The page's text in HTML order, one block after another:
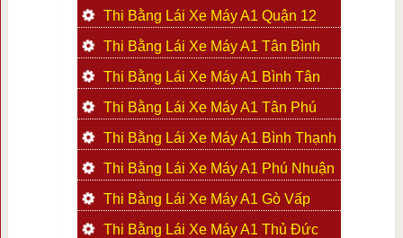
Thi Bằng Lái Xe Máy A1 Quận 12
Thi Bằng Lái Xe Máy A1 Tân Bình
Thi Bằng Lái Xe Máy A1 Bình Tân
Thi Bằng Lái Xe Máy A1 Tân Phú
Thi Bằng Lái Xe Máy A1 Bình Thạnh
Thi Bằng Lái Xe Máy A1 Phú Nhuận
Thi Bằng Lái Xe Máy A1 Gò Vấp
Thi Bằng Lái Xe Máy A1 Thủ Đức